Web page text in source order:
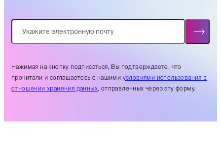
Нажимая на кнопку подписаться, Вы подтверждаете. что
прочитали и соглашаетесь с нашими условиями использования в
отношении хранения данных, отправленных через эту форму.